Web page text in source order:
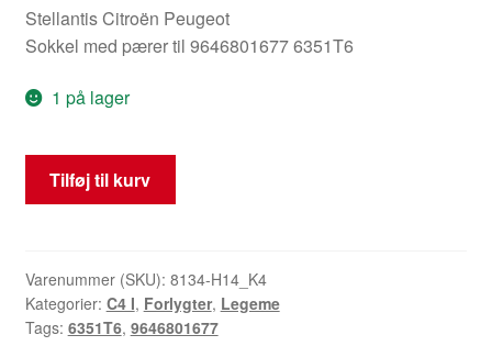
Stellantis Citroën Peugeot
Sokkel med pærer til 9646801677 6351T6
1 på lager
Sokkel
Citroën
C4
Coupé
Tilføj til kurv
Varenummer (SKU): 8134-H14_K4
Kategorier: C4 I, Forlygter, Legeme
Tags: 6351T6, 9646801677